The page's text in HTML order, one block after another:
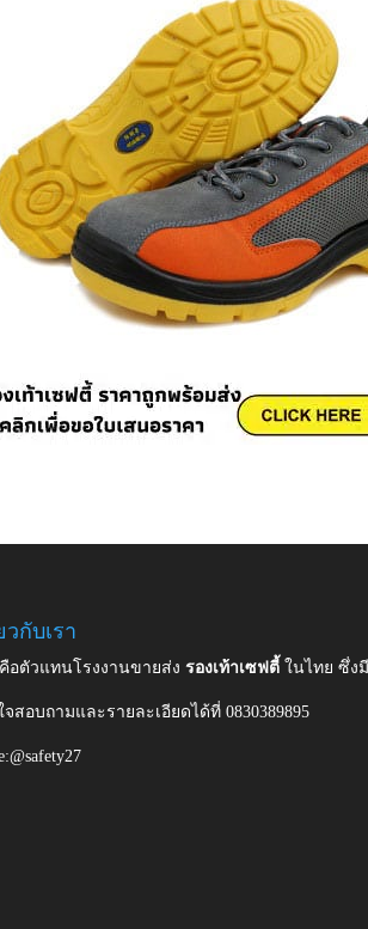
วกับเรา
คือตัวแทนโรงงานขายส่งรองเท้าเซฟตี้ในไทย ซึ่ง
จสอบถามและรายละเอียดได้ที่ 0830389895